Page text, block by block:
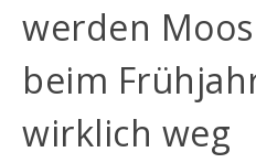
werden
beim
wirklich weg